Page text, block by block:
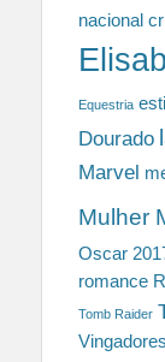
nacional
Equestria
Dourado
Marvel
Mulher
Oscar
romance
Tomb Raider
Vingadores